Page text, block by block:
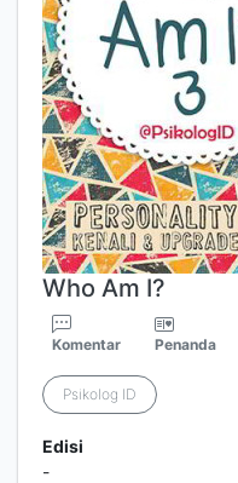
Who Am I?
Komentar Penanda
Psikolog ID
Edisi
-